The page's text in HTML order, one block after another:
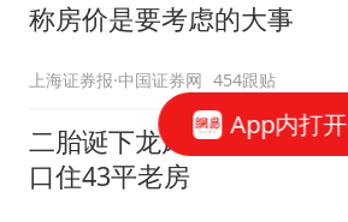
称房价是要考虑的大事
上海证券报·中国证券网 454跟贴
二胎诞下龙凤胎 沪一家七
口住43平老房
App内打开